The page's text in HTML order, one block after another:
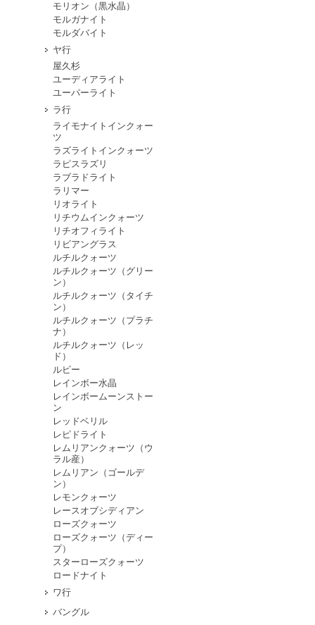
モリオン（黒水晶）
モルガナイト
モルダバイト
ヤ行
屋久杉
ユーディアライト
ユーパーライト
ラ行
ライモナイトインクォー
ツ
ラズライトインクォーツ
ラピスラズリ
ラブラドライト
ラリマー
リオライト
リチウムインクォーツ
リチオフィライト
リビアングラス
ルチルクォーツ
ルチルクォーツ（グリー
ン）
ルチルクォーツ（タイチ
ン）
ルチルクォーツ（プラチ
ナ）
ルチルクォーツ（レッ
ド）
ルビー
レインボー水晶
レインボームーンストー
ン
レッドベリル
レピドライト
レムリアンクォーツ（ウ
ラル産）
レムリアン（ゴールデ
ン）
レモンクォーツ
レースオブシディアン
ローズクォーツ
ローズクォーツ（ディー
プ）
スターローズクォーツ
ロードナイト
ワ行
バングル